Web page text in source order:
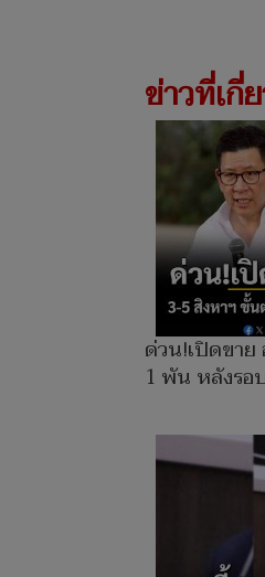
ข่าวที่เกี่
ด่วน!เปิดขา
1 พัน หลังรอ